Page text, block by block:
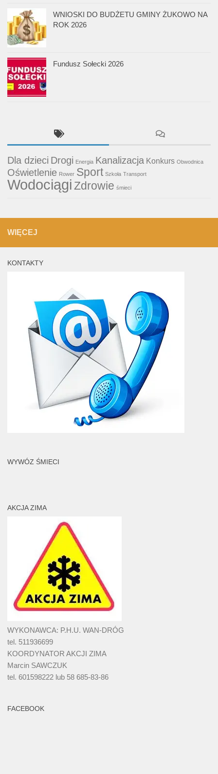
WNIOSKI DO BUDŻETU GMINY ŻUKOWO NA
ROK 2026
Fundusz Sołecki 2026
Dla dzieci Drogi Energia Kanalizacja Konkurs Obwodnica
Oświetlenie Rower Sport Szkoła Transport
WodociągiZdrowie śmieci
WIĘCEJ
KONTAKTY
WYWÓZ ŚMIECI
AKCJA ZIMA
WYKONAWCA: P.H.U. WAN-DRÓG
tel. 511936699
KOORDYNATOR AKCJI ZIMA
Marcin SAWCZUK
tel. 601598222 lub 58 685-83-86
FACEBOOK